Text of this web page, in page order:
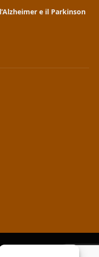
e il Parkinson